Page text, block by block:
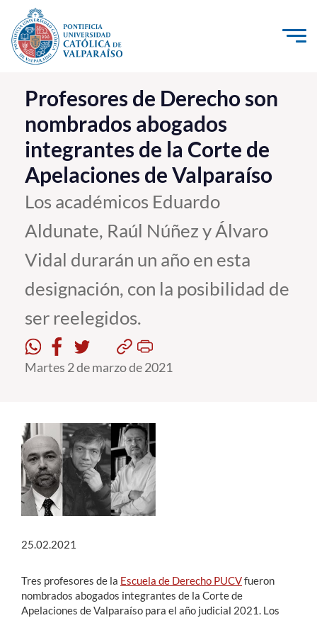
Click acá para ir directamente al contenido
La Universidad
Investigación, Creación e Innovación
PUCV Internacional
Vinculación con el Medio
Admisión
Pregrado
Postgrado
Formación Continua
Estudiantes
Alumni
English
Profesores de Derecho son
nombrados abogados
integrantes de la Corte de
Apelaciones de Valparaíso
Los académicos Eduardo
Aldunate, Raúl Núñez y Álvaro
Vidal durarán un año en esta
designación, con la posibilidad de
ser reelegidos.
Martes 2 de marzo de 2021
25.02.2021
Tres profesores de la Escuela de Derecho PUCVfueron
nombrados abogados integrantes de la Corte de
Apelaciones de Valparaíso para el año judicial 2021. Los